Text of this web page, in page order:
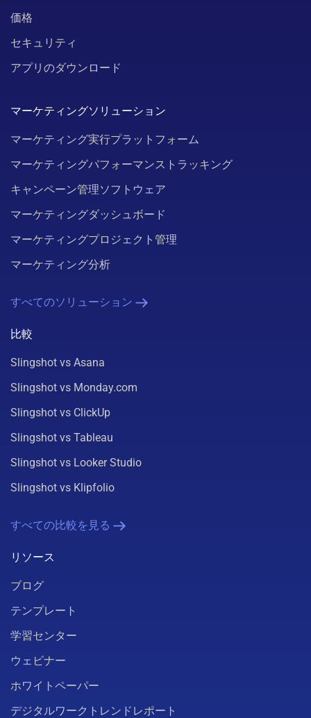
価格
セキュリティ
アプリのダウンロード
マーケティングソリューション
マーケティング実行プラットフォーム
マーケティングパフォーマンストラッキング
キャンペーン管理ソフトウェア
マーケティングダッシュボード
マーケティングプロジェクト管理
マーケティング分析
すべてのソリューション
比較
Slingshot vs Asana
Slingshot vs Monday.com
Slingshot vs ClickUp
Slingshot vs Tableau
Slingshot vs Looker Studio
Slingshot vs Klipfolio
すべての比較を見る
リソース
ブログ
テンプレート
学習センター
ウェビナー
ホワイトペーパー
デジタルワークトレンドレポート